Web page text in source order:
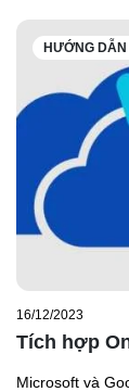
HƯỚNG
16/12/2023
Tích hợp
Microsoft và